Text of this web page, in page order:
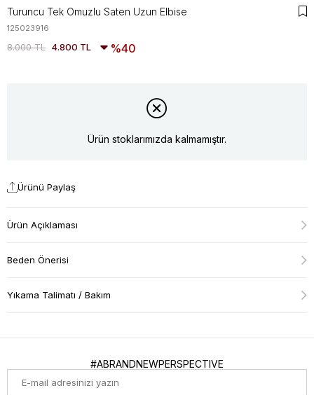
Turuncu Tek Omuzlu Saten Uzun Elbise
125023916
8.000 TL 4.800 TL 40
Ürün stoklarımızda kalmamıştır.
Ürünü Paylaş
Ürün Açıklaması
Beden Önerisi
Yıkama Talimatı / Bakım
#ABRANDNEWPERSPECTIVE